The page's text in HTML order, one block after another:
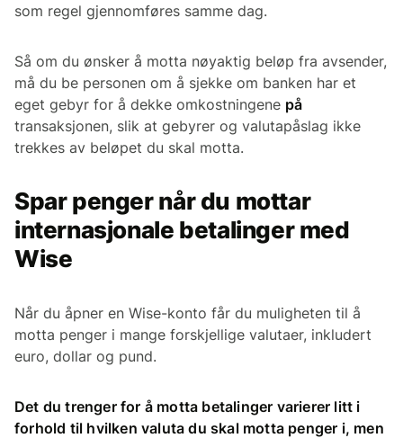
som regel gjennomføres samme dag.
Så om du ønsker å motta nøyaktig beløp fra avsender,
må du be personen om å sjekke om banken har et
eget gebyr for å dekke omkostningene på
transaksjonen, slik at gebyrer og valutapåslag ikke
trekkes av beløpet du skal motta.
Spar penger når du mottar
internasjonale betalinger med
Wise
Når du åpner en Wise-konto får du muligheten til å
motta penger i mange forskjellige valutaer, inkludert
euro, dollar og pund.
Det du trenger for å motta betalinger varierer litt i
forhold til hvilken valuta du skal motta penger i, men